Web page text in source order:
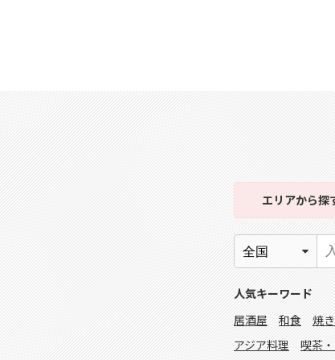
エリアから探
人気キーワード
居酒屋
和食 焼
アジア料理
喫茶